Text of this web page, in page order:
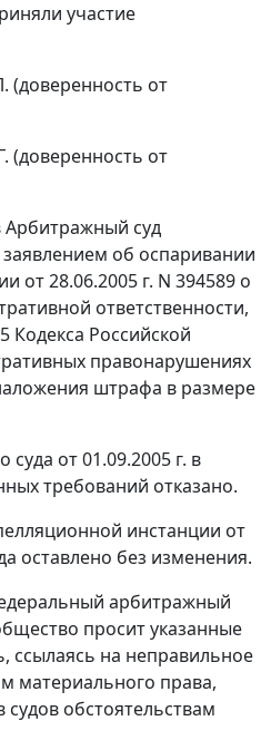
участие
(доверенность от
(доверенность от
суд
об оспаривании
от 28.06.2005 г. N 394589 о
ответственности,
Кодекса Российской
правонарушениях
штрафа в размере
от 01.09.2005 г. в
требований отказано.
инстанции от
оставлено без изменения.
арбитражный
просит указанные
ссылаясь на неправильное
материального права,
обстоятельствам